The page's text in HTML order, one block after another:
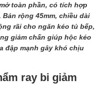
toàn phần, có tích hợp
rộng 45mm, chiều dài
rãi cho ngăn kéo tủ bếp,
giảm chấn giúp hộc kéo
đập mạnh gây khó chịu
ray bi giảm